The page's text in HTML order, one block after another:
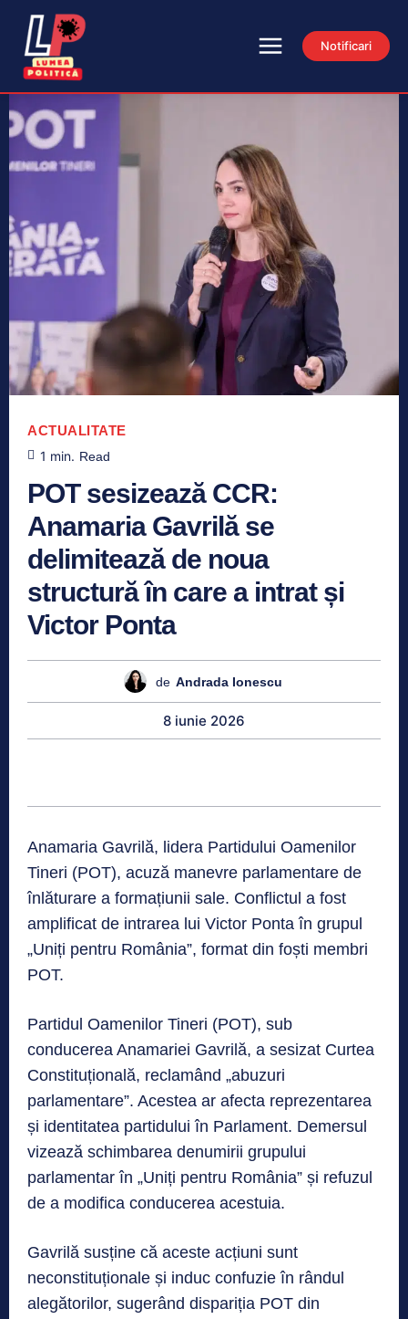
Notificari
ACTUALITATE
1 min. Read
POT sesizează CCR:
Anamaria Gavrilă se
delimitează de noua
structură în care a intrat și
Victor Ponta
de Andrada Ionescu
8 iunie 2026
Anamaria Gavrilă, lidera Partidului Oamenilor
Tineri (POT), acuză manevre parlamentare de
înlăturare a formațiunii sale. Conflictul a fost
amplificat de intrarea lui Victor Ponta în grupul
„Uniți pentru România”, format din foști membri
POT.
Partidul Oamenilor Tineri (POT), sub
conducerea Anamariei Gavrilă, a sesizat Curtea
Constituțională, reclamând „abuzuri
parlamentare”. Acestea ar afecta reprezentarea
și identitatea partidului în Parlament. Demersul
vizează schimbarea denumirii grupului
parlamentar în „Uniți pentru România” și refuzul
de a modifica conducerea acestuia.
Gavrilă susține că aceste acțiuni sunt
neconstituționale și induc confuzie în rândul
alegătorilor, sugerând dispariția POT din